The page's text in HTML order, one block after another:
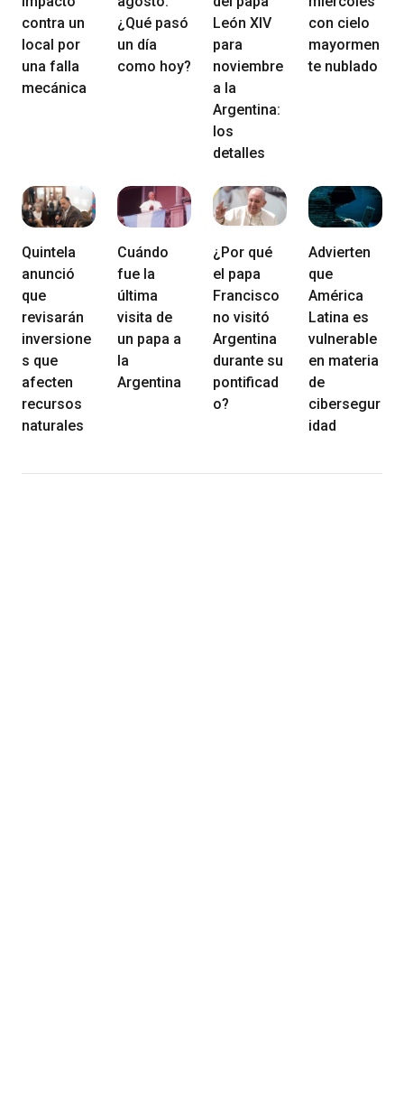
contra un
local por
una falla
mecánica
¿Qué pasó
un día
como hoy?
León XIV
para
noviembre
a la
Argentina:
los
detalles
con cielo
mayormen
te nublado
Quintela
anunció
que
revisarán
inversione
s que
afecten
recursos
naturales
Cuándo
fue la
última
visita de
un papa a
la
Argentina
¿Por qué
el papa
Francisco
no visitó
Argentina
durante su
pontificad
o?
Advierten
que
América
Latina es
vulnerable
en materia
de
cibersegur
idad